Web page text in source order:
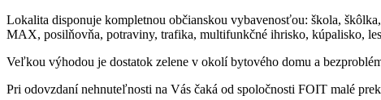
Lokalita disponuje kompletnou občianskou vybavenosťou: škola,
MAX, posilňovňa, potraviny, trafika, multifunkčné ihrisko, kúpalisko,
Veľkou výhodou je dostatok zelene v okolí bytového domu a
Pri odovzdaní nehnuteľnosti na Vás čaká od spoločnosti FOIT malé